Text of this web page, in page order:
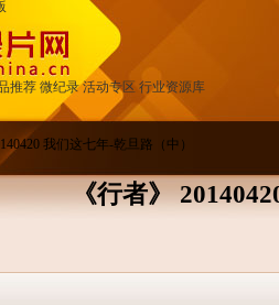
推荐 微纪录 活动专区 行业资源库
我们这七年-乾旦路（中）
《行者》